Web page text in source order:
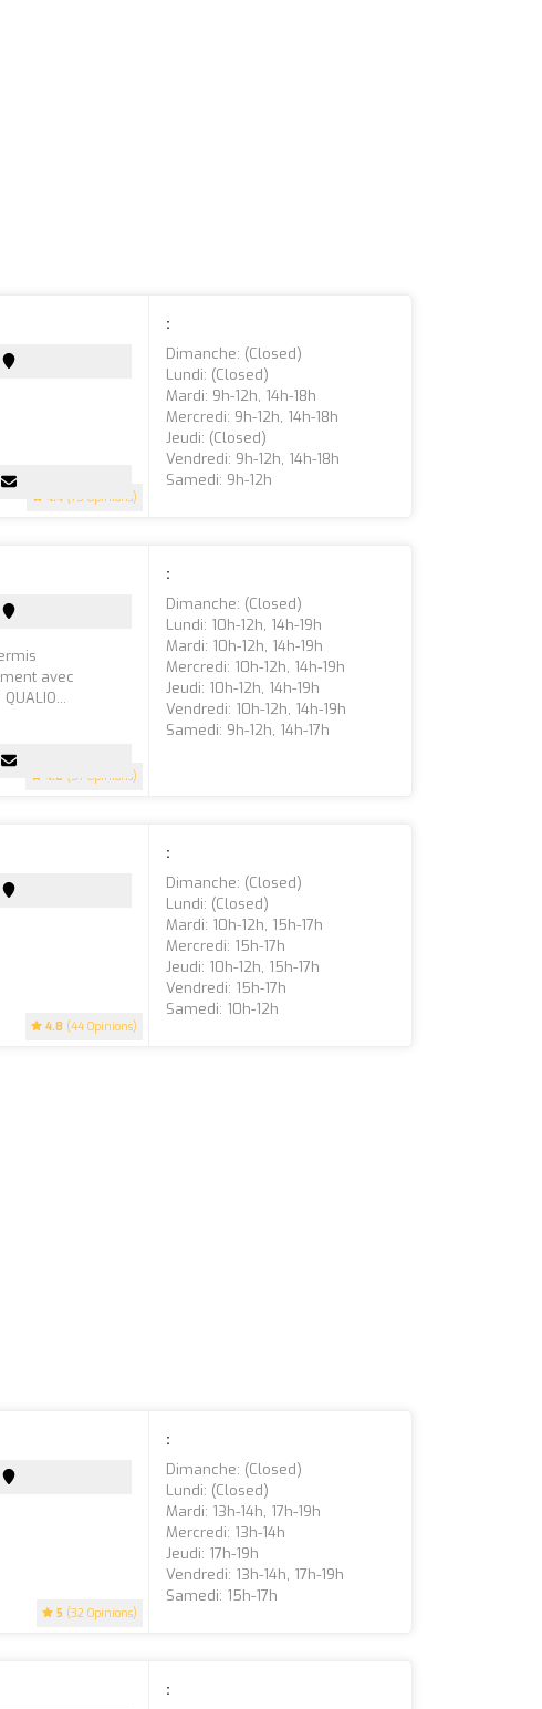
4.4 (75 Opinions)
:
Dimanche: (closed)
Lundi: (closed)
Mardi: 9h-12h, 14h-18h
Mercredi: 9h-12h, 14h-18h
Jeudi: (closed)
Vendredi: 9h-12h, 14h-18h
Samedi: 9h-12h
4.8 (57 Opinions)
avec
:
Dimanche: (closed)
Lundi: 10h-12h, 14h-19h
Mardi: 10h-12h, 14h-19h
Mercredi: 10h-12h, 14h-19h
Jeudi: 10h-12h, 14h-19h
Vendredi: 10h-12h, 14h-19h
Samedi: 9h-12h, 14h-17h
4.8 (44 Opinions)
:
Dimanche: (closed)
Lundi: (closed)
Mardi: 10h-12h, 15h-17h
Mercredi: 15h-17h
Jeudi: 10h-12h, 15h-17h
Vendredi: 15h-17h
Samedi: 10h-12h
5 (32 Opinions)
:
Dimanche: (closed)
Lundi: (closed)
Mardi: 13h-14h, 17h-19h
Mercredi: 13h-14h
Jeudi: 17h-19h
Vendredi: 13h-14h, 17h-19h
Samedi: 15h-17h
: